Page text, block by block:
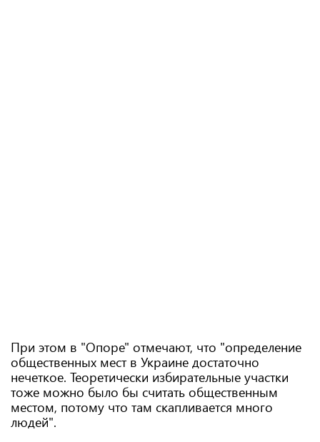
При этом в "Опоре" отмечают, что "определение
общественных мест в Украине достаточно
нечеткое. Теоретически избирательные участки
тоже можно было бы считать общественным
местом, потому что там скапливается много
людей".